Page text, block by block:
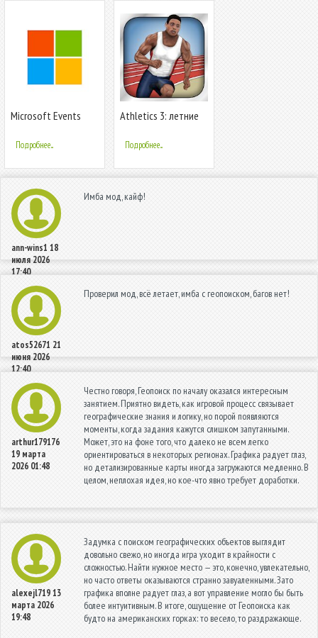
Microsoft Events
Подробнее...
Athletics 3: летние
Подробнее...
ann-wins1 18
июля 2026
17:40
Имба мод, кайф!
atos52671 21
июня 2026
12:40
Проверил мод, всё летает, имба с геопоиском, багов нет!
arthur179176
19 марта
2026 01:48
Честно говоря, Геопоиск по началу оказался интересным
занятием. Приятно видеть, как игровой процесс связывает
географические знания и логику, но порой появляются
моменты, когда задания кажутся слишком запутанными.
Может, это на фоне того, что далеко не всем легко
ориентироваться в некоторых регионах. Графика радует глаз,
но детализированные карты иногда загружаются медленно. В
целом, неплохая идея, но кое-что явно требует доработки.
alexejl71913
марта 2026
19:48
Задумка с поиском географических объектов выглядит
довольно свежо, но иногда игра уходит в крайности с
сложностью. Найти нужное место — это, конечно, увлекательно,
но часто ответы оказываются странно завуаленными. Зато
графика вполне радует глаз, а вот управление могло бы быть
более интуитивным. В итоге, ощущение от Геопоиска как
будто на американских горках: то весело, то раздражающе.